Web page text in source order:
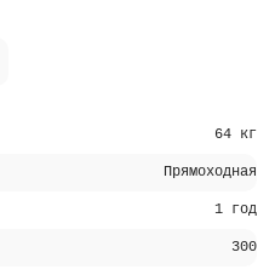
64 кг
Прямоходная
1 год
300